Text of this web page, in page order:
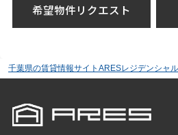
希望物件リクエスト
千葉県の賃貸情報サイトARESレジデンシャ